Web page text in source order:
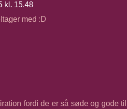
kl. 15.48
med :D
fordi de er så søde og gode til